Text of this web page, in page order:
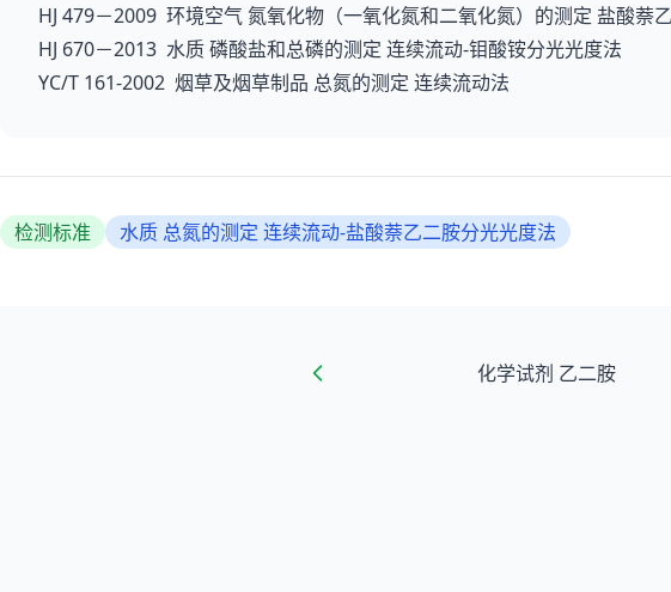
HJ 479－2009 环境空气 氮氧化物（一氧化氮和二氧化氮）的测定 盐酸萘
HJ 670－2013 水质 磷酸盐和总磷的测定 连续流动-钼酸铵分光光度法
YC/T 161-2002 烟草及烟草制品 总氮的测定 连续流动法
检测标准 水质 总氮的测定 连续流动-盐酸萘乙二胺分光光度法
化学试剂 乙二胺